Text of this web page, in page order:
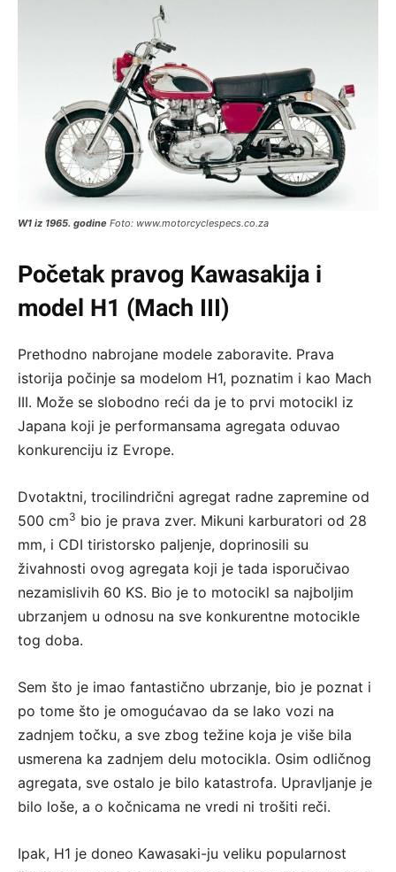
W1 iz 1965. godine Foto: www.motorcyclespecs.co.za
Početak pravog Kawasakija i
model H1 (Mach III)
Prethodno nabrojane modele zaboravite. Prava
istorija počinje sa modelom H1, poznatim i kao Mach
III. Može se slobodno reći da je to prvi motocikl iz
Japana koji je performansama agregata oduvao
konkurenciju iz Evrope.
Dvotaktni, trocilindrični agregat radne zapremine od
500 cm3 bio je prava zver. Mikuni karburatori od 28
mm, i CDI tiristorsko paljenje, doprinosili su
živahnosti ovog agregata koji je tada isporučivao
nezamislivih 60 KS. Bio je to motocikl sa najboljim
ubrzanjem u odnosu na sve konkurentne motocikle
tog doba.
Sem što je imao fantastično ubrzanje, bio je poznat i
po tome što je omogućavao da se lako vozi na
zadnjem točku, a sve zbog težine koja je više bila
usmerena ka zadnjem delu motocikla. Osim odličnog
agregata, sve ostalo je bilo katastrofa. Upravljanje je
bilo loše, a o kočnicama ne vredi ni trošiti reči.
Ipak, H1 je doneo Kawasaki-ju veliku popularnost